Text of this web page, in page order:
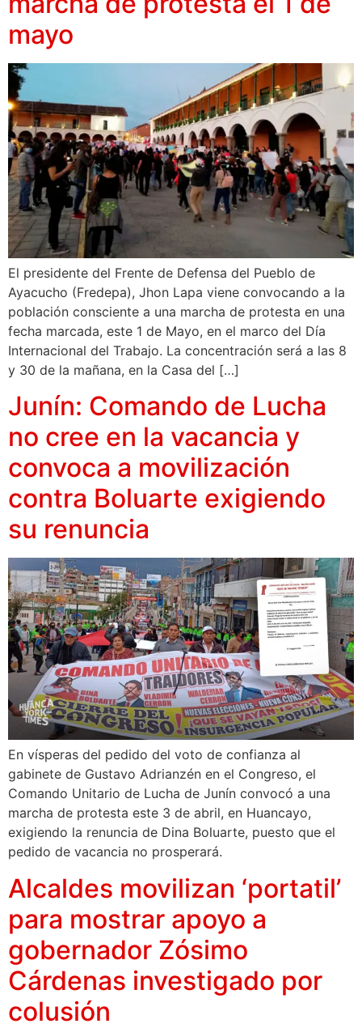
mayo
El presidente del Frente de Defensa del Pueblo de
Ayacucho (Fredepa), Jhon Lapa viene convocando a la
población consciente a una marcha de protesta en una
fecha marcada, este 1 de Mayo, en el marco del Día
Internacional del Trabajo. La concentración será a las 8
y 30 de la mañana, en la Casa del […]
Junín: Comando de Lucha
no cree en la vacancia y
convoca a movilización
contra Boluarte exigiendo
su renuncia
En vísperas del pedido del voto de confianza al
gabinete de Gustavo Adrianzén en el Congreso, el
Comando Unitario de Lucha de Junín convocó a una
marcha de protesta este 3 de abril, en Huancayo,
exigiendo la renuncia de Dina Boluarte, puesto que el
pedido de vacancia no prosperará.
Alcaldes movilizan ‘portatil’
para mostrar apoyo a
gobernador Zósimo
Cárdenas investigado por
colusión